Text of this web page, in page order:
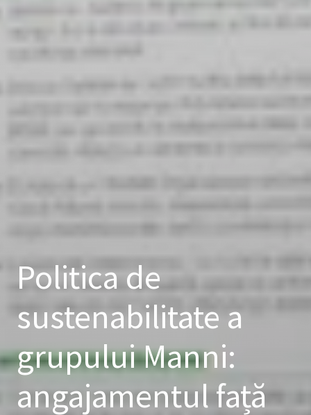
Politica de
sustenabilitate a
grupului Manni:
angajamentul față